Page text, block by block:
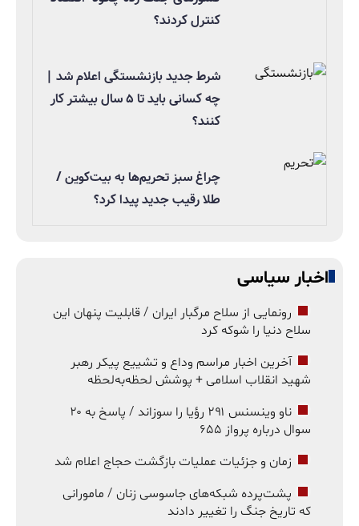
کنترل کردند؟
شرط جدید بازنشستگی اعلام شد |
چه کسانی باید تا ۵ سال بیشتر کار
کنند؟
چراغ سبز تحریم‌ها به بیت‌کوین /
طلا رقیب جدید پیدا کرد؟
اخبار سیاسی
رونمایی از سلاح مرگبار ایران / قابلیت پنهان این
سلاح دنیا را شوکه کرد
آخرین اخبار مراسم وداع و تشییع پیکر رهبر
شهید انقلاب اسلامی + پوشش لحظه‌به‌لحظه
ناو وینسنس ۲۹۱ رؤیا را سوزاند / پاسخ به ۲۰
سوال درباره پرواز ۶۵۵
زمان و جزئیات عملیات بازگشت حجاج اعلام شد
پشت‌پرده شبکه‌های جاسوسی زنان / مامورانی
که تاریخ جنگ را تغییر دادند